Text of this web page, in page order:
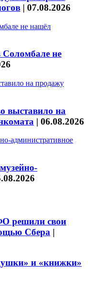
| 07.08.2026
не
выставило на
| 06.08.2026
решили свои
Сбера |
и «книжки»